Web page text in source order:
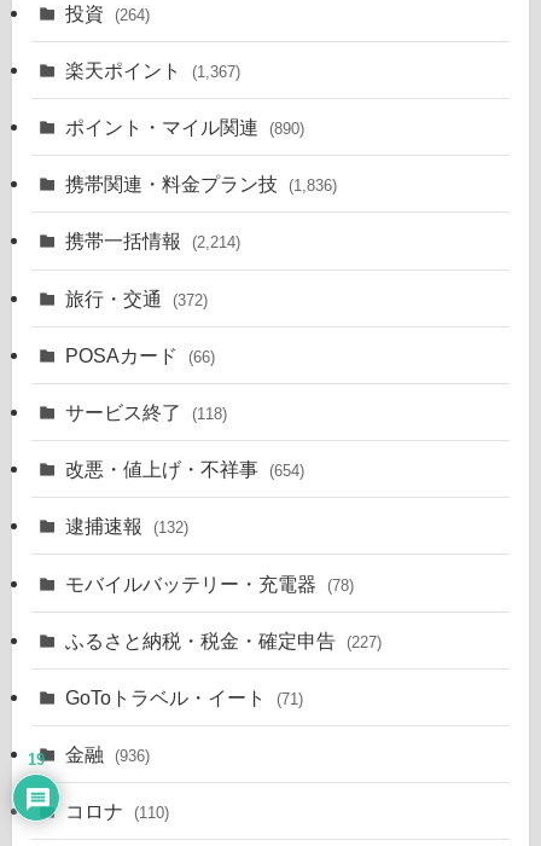
投資 (264)
楽天ポイント (1,367)
ポイント・マイル関連 (890)
携帯関連・料金プラン技 (1,836)
携帯一括情報 (2,214)
旅行・交通 (372)
POSAカード (66)
サービス終了 (118)
改悪・値上げ・不祥事 (654)
逮捕速報 (132)
モバイルバッテリー・充電器 (78)
ふるさと納税・税金・確定申告 (227)
GoToトラベル・イート (71)
金融 (936)
コロナ (110)
19